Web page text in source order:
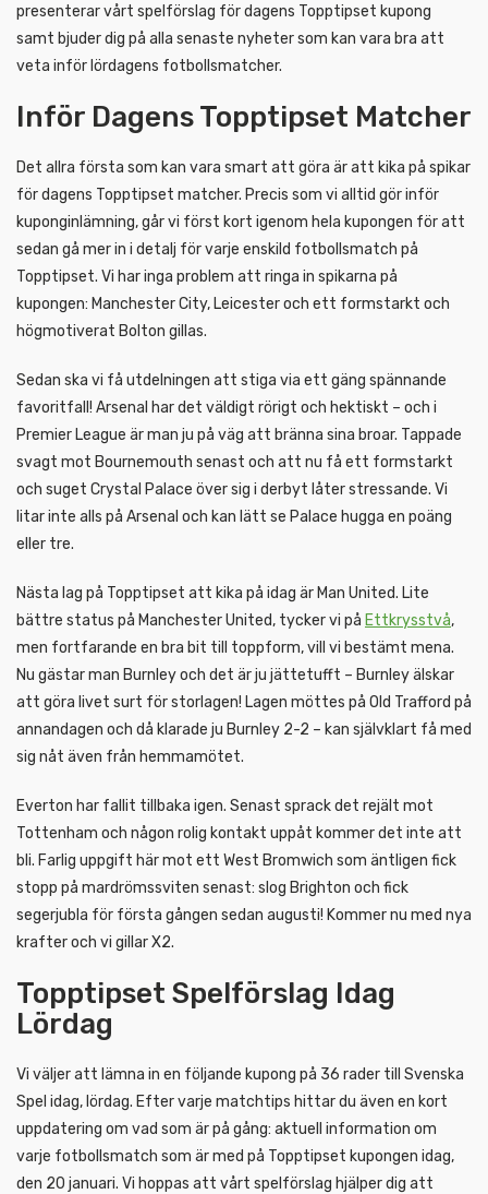
presenterar vårt spelförslag för dagens Topptipset kupong
samt bjuder dig på alla senaste nyheter som kan vara bra att
veta inför lördagens fotbollsmatcher.
Inför Dagens Topptipset Matcher
Det allra första som kan vara smart att göra är att kika på spikar
för dagens Topptipset matcher. Precis som vi alltid gör inför
kuponginlämning, går vi först kort igenom hela kupongen för att
sedan gå mer in i detalj för varje enskild fotbollsmatch på
Topptipset. Vi har inga problem att ringa in spikarna på
kupongen: Manchester City, Leicester och ett formstarkt och
högmotiverat Bolton gillas.
Sedan ska vi få utdelningen att stiga via ett gäng spännande
favoritfall! Arsenal har det väldigt rörigt och hektiskt – och i
Premier League är man ju på väg att bränna sina broar. Tappade
svagt mot Bournemouth senast och att nu få ett formstarkt
och suget Crystal Palace över sig i derbyt låter stressande. Vi
litar inte alls på Arsenal och kan lätt se Palace hugga en poäng
eller tre.
Nästa lag på Topptipset att kika på idag är Man United. Lite
bättre status på Manchester United, tycker vi på Ettkrysstvå,
men fortfarande en bra bit till toppform, vill vi bestämt mena.
Nu gästar man Burnley och det är ju jättetufft – Burnley älskar
att göra livet surt för storlagen! Lagen möttes på Old Trafford på
annandagen och då klarade ju Burnley 2-2 – kan självklart få med
sig nåt även från hemmamötet.
Everton har fallit tillbaka igen. Senast sprack det rejält mot
Tottenham och någon rolig kontakt uppåt kommer det inte att
bli. Farlig uppgift här mot ett West Bromwich som äntligen fick
stopp på mardrömssviten senast: slog Brighton och fick
segerjubla för första gången sedan augusti! Kommer nu med nya
krafter och vi gillar X2.
Topptipset Spelförslag Idag
Lördag
Vi väljer att lämna in en följande kupong på 36 rader till Svenska
Spel idag, lördag. Efter varje matchtips hittar du även en kort
uppdatering om vad som är på gång: aktuell information om
varje fotbollsmatch som är med på Topptipset kupongen idag,
den 20 januari. Vi hoppas att vårt spelförslag hjälper dig att